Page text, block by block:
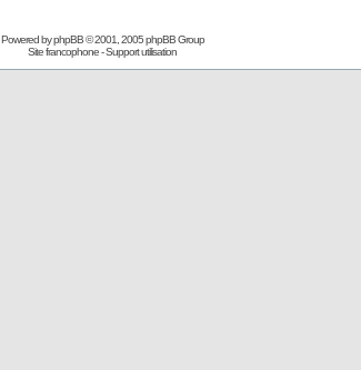
Powered byphpBB© 2001, 2005 phpBB Group
Site francophone-Support utilisation